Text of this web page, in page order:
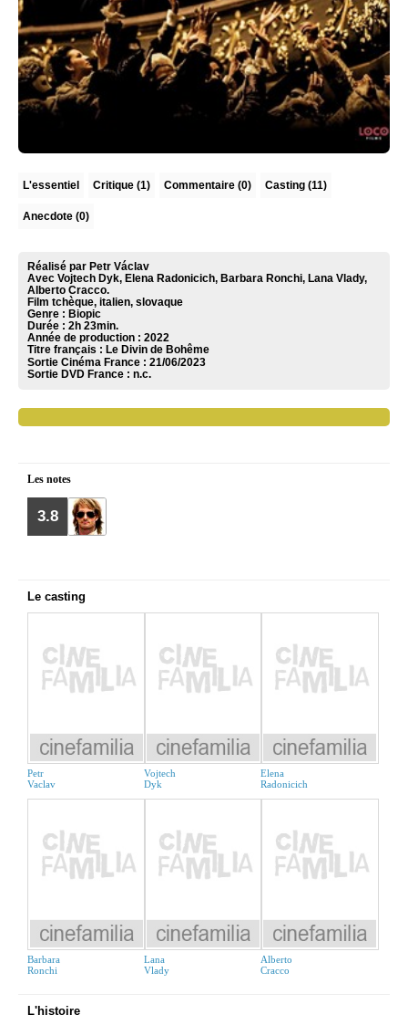
L'essentiel Critique (1) Commentaire (0) Casting (11)
Anecdote (0)
Réalisé par Petr Václav
Avec Vojtech Dyk, Elena Radonicich, Barbara Ronchi, Lana Vlady,
Alberto Cracco.
Film tchèque, italien, slovaque
Genre : Biopic
Durée : 2h 23min.
Année de production : 2022
Titre français : Le Divin de Bohême
Sortie Cinéma France : 21/06/2023
Sortie DVD France : n.c.
Les notes
3.8
Le casting
Petr
Vaclav
Vojtech
Dyk
Elena
Radonicich
Barbara
Ronchi
Lana
Vlady
Alberto
Cracco
L'histoire